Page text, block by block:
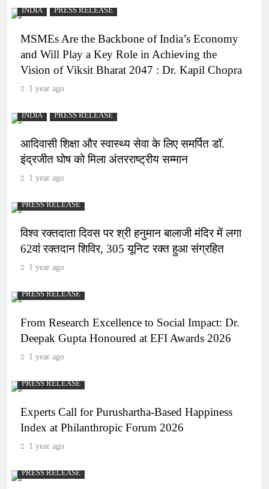
INDIA PRESS RELEASE
MSMEs Are the Backbone of India’s Economy
and Will Play a Key Role in Achieving the
Vision of Viksit Bharat 2047 : Dr. Kapil Chopra
1 year ago
INDIA PRESS RELEASE
आदिवासी शिक्षा और स्वास्थ्य सेवा के लिए समर्पित डॉ.
इंद्रजीत घोष को मिला अंतरराष्ट्रीय सम्मान
1 year ago
PRESS RELEASE
विश्व रक्तदाता दिवस पर श्री हनुमान बालाजी मंदिर में लगा
62वां रक्तदान शिविर, 305 यूनिट रक्त हुआ संग्रहित
1 year ago
PRESS RELEASE
From Research Excellence to Social Impact: Dr.
Deepak Gupta Honoured at EFI Awards 2026
1 year ago
PRESS RELEASE
Experts Call for Purushartha-Based Happiness
Index at Philanthropic Forum 2026
1 year ago
PRESS RELEASE